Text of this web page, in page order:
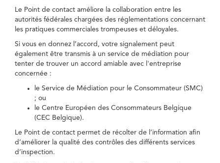
Le Point de contact améliore la collaboration entre les
autorités fédérales chargées des réglementations concernant
les pratiques commerciales trompeuses et déloyales.
Si vous en donnez l’accord, votre signalement peut
également être transmis à un service de médiation pour
tenter de trouver un accord amiable avec l'entreprise
concernée :
le Service de Médiation pour le Consommateur (SMC)
; ou
le Centre Européen des Consommateurs Belgique
(CEC Belgique).
Le Point de contact permet de récolter de l’information afin
d’améliorer la qualité des contrôles des différents services
d’inspection.